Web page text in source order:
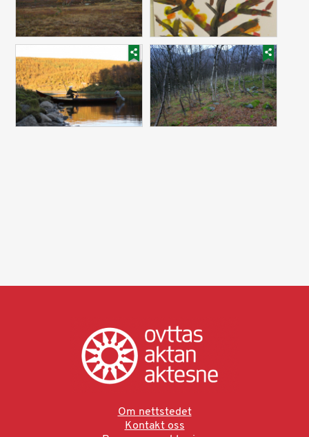
Om nettstedet
Kontakt oss